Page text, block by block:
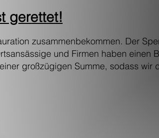
gerettet!
zusammenbekommen. Der
und Firmen haben einen
großzügigen Summe, sodass wir